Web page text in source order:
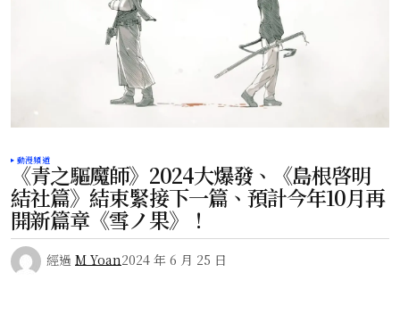
動漫頻道
《青之驅魔師》2024大爆發、《島根啓明
結社篇》結束緊接下一篇、預計今年10月再
開新篇章《雪ノ果》！
經過 M Yoan2024 年 6 月 25 日